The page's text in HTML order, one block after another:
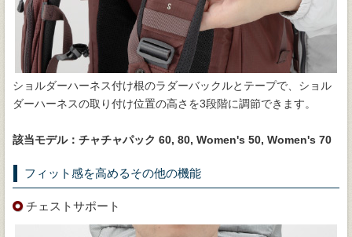
ショルダーハーネス付け根のラダーバックルとテープで、ショル
ダーハーネスの取り付け位置の高さを3段階に調節できます。
該当モデル：チャチャパック 60, 80, Women's 50, Women's 70
フィット感を高めるその他の機能
チェストサポート